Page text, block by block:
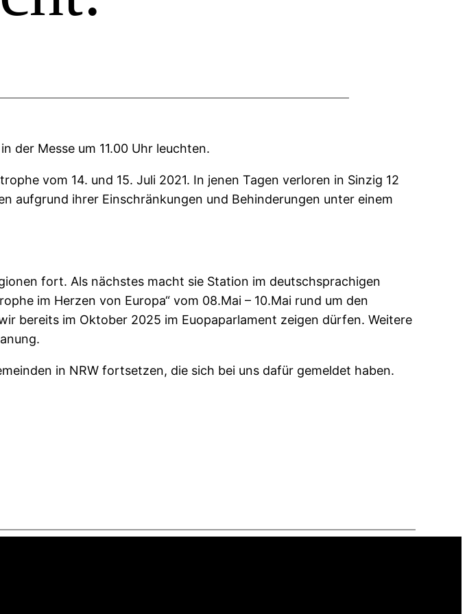
der Messe um 11.00 Uhr leuchten.
vom 14. und 15. Juli 2021. In jenen Tagen verloren in Sinzig 12
aufgrund ihrer Einschränkungen und Behinderungen unter einem
fort. Als nächstes macht sie Station im deutschsprachigen
im Herzen von Europa“ vom 08.Mai – 10.Mai rund um den
bereits im Oktober 2025 im Euopaparlament zeigen dürfen. Weitere
in NRW fortsetzen, die sich bei uns dafür gemeldet haben.